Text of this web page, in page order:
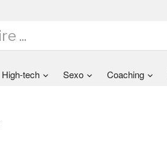
High-tech Sexo Coaching